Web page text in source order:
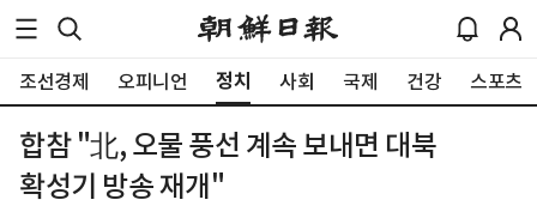
조선경제 오피니언 정치 사회 국제 건강 스포츠
합참 "北, 오물 풍선 계속 보내면 대북
확성기 방송 재개"